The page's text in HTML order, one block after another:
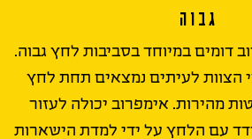
גבוה
דומים במיוחד בסביבות לחץ גבוה.
הצוות לעיתים נמצאים תחת לחץ
מהירות. אימפרוב יכולה לעזור
עם הלחץ על ידי למדת הישארות